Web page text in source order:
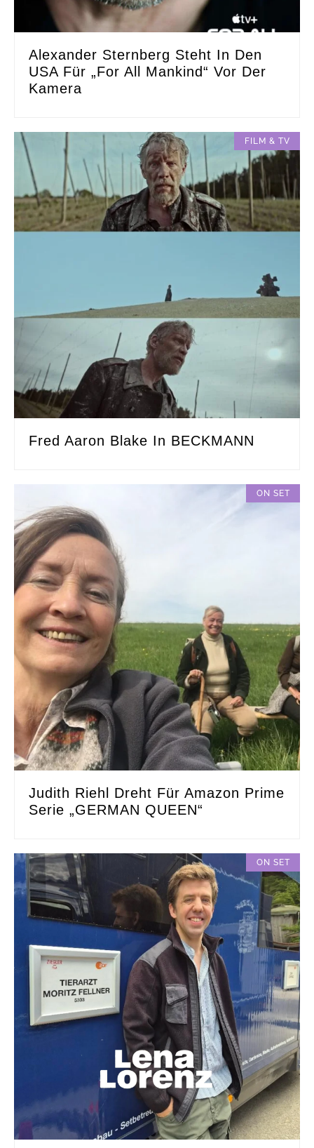
Alexander Sternberg Steht In Den
USA Für „For All Mankind“ Vor Der
Kamera
FILM & TV
Fred Aaron Blake In BECKMANN
ON SET
Judith Riehl Dreht Für Amazon Prime
Serie „GERMAN QUEEN“
ON SET